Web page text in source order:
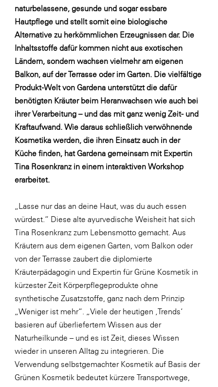
Fressnapf
FRoSTA
FV Energierohstoff & Kraftstoff
Gardena
Gas Connect Austria
GBV - Verband gemeinnütziger
Bauvereinigungen
Getzner Werkstoffe
Heimat Österreich
ikp
Johnson & Johnson
kosaplaner
LAT Nitrogen
Libro
Lidl Österreich
Die Menü-Manufaktur
MTH Retail Group
OMV
OptimaMed
PAGRO
PHH Rechtsanwält:innen
naturbelassene, gesunde und sogar essbare
Hautpflege und stellt somit eine biologische
Alternative zu herkömmlichen Erzeugnissen dar. Die
Inhaltsstoffe dafür kommen nicht aus exotischen
Ländern, sondern wachsen vielmehr am eigenen
Balkon, auf der Terrasse oder im Garten. Die vielfältige
Produkt-Welt von Gardena unterstützt die dafür
benötigten Kräuter beim Heranwachsen wie auch bei
ihrer Verarbeitung – und das mit ganz wenig Zeit- und
Kraftaufwand. Wie daraus schließlich verwöhnende
Kosmetika werden, die ihren Einsatz auch in der
Küche finden, hat Gardena gemeinsam mit Expertin
Tina Rosenkranz in einem interaktiven Workshop
erarbeitet.
„Lasse nur das an deine Haut, was du auch essen
würdest.“ Diese alte ayurvedische Weisheit hat sich
Tina Rosenkranz zum Lebensmotto gemacht. Aus
Kräutern aus dem eigenen Garten, vom Balkon oder
von der Terrasse zaubert die diplomierte
Kräuterpädagogin und Expertin für Grüne Kosmetik in
kürzester Zeit Körperpflegeprodukte ohne
synthetische Zusatzstoffe, ganz nach dem Prinzip
„Weniger ist mehr“. „Viele der heutigen ‚Trends‘
basieren auf überliefertem Wissen aus der
Naturheilkunde – und es ist Zeit, dieses Wissen
wieder in unseren Alltag zu integrieren. Die
Verwendung selbstgemachter Kosmetik auf Basis der
Grünen Kosmetik bedeutet kürzere Transportwege,